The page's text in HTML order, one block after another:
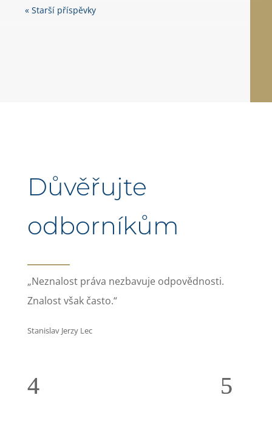
« Starší příspěvky
Důvěřujte
odborníkům
„Neznalost práva nezbavuje odpovědnosti.
Znalost však často.“
Stanislav Jerzy Lec